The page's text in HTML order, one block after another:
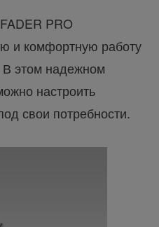
PRO
и комфортную работу
В этом надежном
настроить
свои потребности.